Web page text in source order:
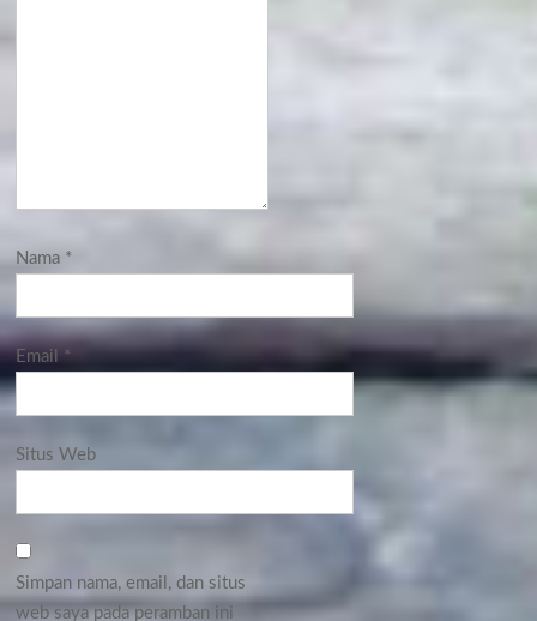
Nama *
Email*
Situs Web
Simpan nama, email, dan situs
web saya pada peramban ini